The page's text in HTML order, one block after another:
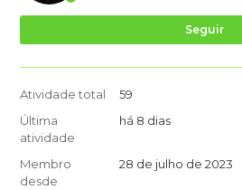
Seguir
Atividade total
59
Última
atividade
há 8 dias
Membro
desde
28 de julho de 2023